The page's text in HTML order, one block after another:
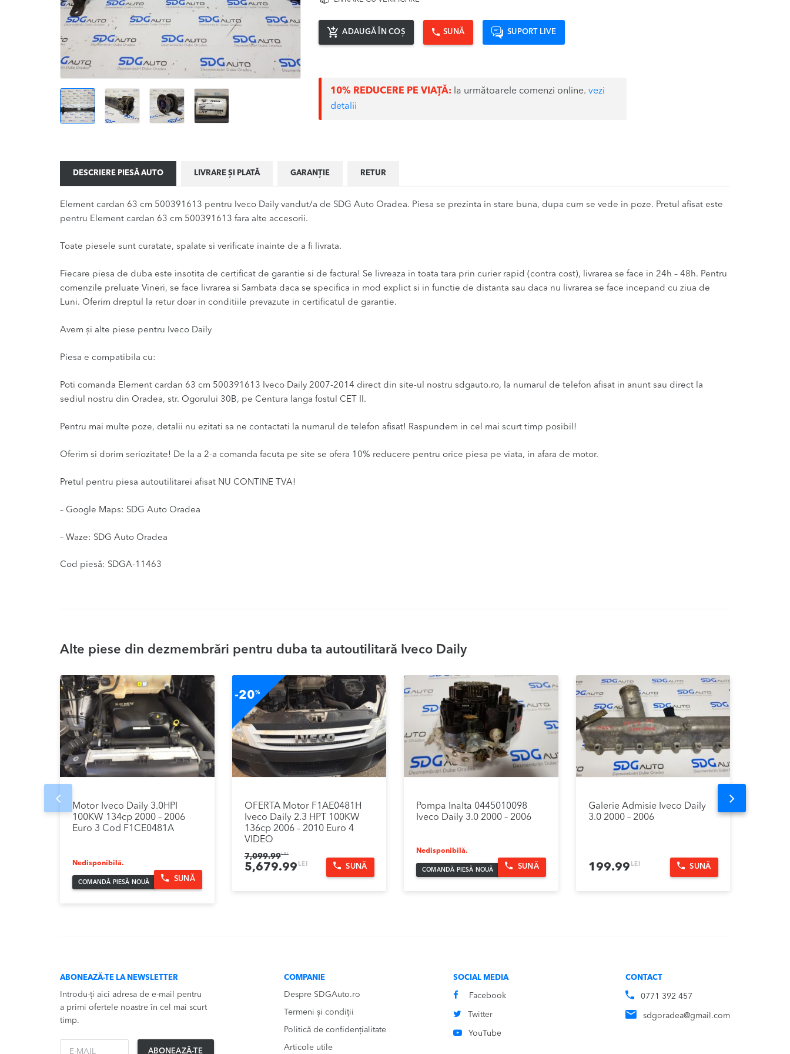
ADAUGĂ ÎN COȘ SUNĂ SUPORT LIVE
10% REDUCERE PE VIAȚĂ: la următoarele comenzi online.vezi
detalii
DESCRIERE PIESĂ AUTO LIVRARE ȘI PLATĂ GARANȚIE RETUR
Element cardan 63 cm 500391613 pentru Iveco Daily vandut/a de SDG Auto Oradea. Piesa se prezinta in stare buna, dupa cum se vede in poze. Pretul afisat este
pentru Element cardan 63 cm 500391613 fara alte accesorii.
Toate piesele sunt curatate, spalate si verificate inainte de a fi livrata.
Fiecare piesa de duba este insotita de certificat de garantie si de factura! Se livreaza in toata tara prin curier rapid (contra cost), livrarea se face in 24h – 48h. Pentru
comenzile preluate Vineri, se face livrarea si Sambata daca se specifica in mod explict si in functie de distanta sau daca nu livrarea se face incepand cu ziua de
Luni. Oferim dreptul la retur doar in conditiile prevazute in certificatul de garantie.
Avem și alte piese pentru Iveco Daily
Piesa e compatibila cu:
Poti comanda Element cardan 63 cm 500391613 Iveco Daily 2007-2014 direct din site-ul nostru sdgauto.ro, la numarul de telefon afisat in anunt sau direct la
sediul nostru din Oradea, str. Ogorului 30B, pe Centura langa fostul CET II.
Pentru mai multe poze, detalii nu ezitati sa ne contactati la numarul de telefon afisat! Raspundem in cel mai scurt timp posibil!
Oferim si dorim seriozitate! De la a 2-a comanda facuta pe site se ofera 10% reducere pentru orice piesa pe viata, in afara de motor.
Pretul pentru piesa autoutilitarei afisat NU CONTINE TVA!
– Google Maps: SDG Auto Oradea
– Waze: SDG Auto Oradea
Cod piesă: SDGA-11463
Alte piese din dezmembrări pentru duba ta autoutilitară Iveco Daily
Motor Iveco Daily 3.0HPI
100KW 134cp 2000 – 2006
Euro 3 Cod F1CE0481A
Nedisponibilă.
COMANDĂ PIESĂ NOUĂ SUNĂ
-20%
OFERTA Motor F1AE0481H
Iveco Daily 2.3 HPT 100KW
136cp 2006 – 2010 Euro 4
VIDEO
7,099.99LEI
Prețul
5,679.99 LEI Prețul
SUNĂ
Pompa Inalta 0445010098
Iveco Daily 3.0 2000 – 2006
Nedisponibilă.
COMANDĂ PIESĂ NOUĂ SUNĂ
Galerie Admisie Iveco Daily
3.0 2000 – 2006
199.99 LEI SUNĂ
Prev Next
ABONEAZĂ-TE LA NEWSLETTER
Introdu-ți aici adresa de e-mail pentru
a primi ofertele noastre în cel mai scurt
timp.
ABONEAZĂ-TE
COMPANIE
Despre SDGAuto.ro
Termeni și condiții
Politică de confidențialitate
Articole utile
SOCIAL MEDIA
Facebook
Twitter
YouTube
CONTACT
0771 392 457
sdgoradea@gmail.com